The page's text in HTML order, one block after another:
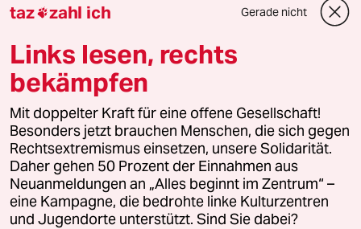
Müll in Neukölln
Jeder Müllhaufen kostet 375 Euro
1,2 Millionen Euro kostet es Neukölln, illegalen Müll zu
entsorgen. Mit einer Schilderaktion möchte der
Bezirksbürgermeister das ändern.
Von Maryam Preußer
taz zahl ich Gerade nicht
Links lesen, rechts
bekämpfen
Mit doppelter Kraft für eine offene Gesellschaft!
Besonders jetzt brauchen Menschen, die sich gegen
Rechtsextremismus einsetzen, unsere Solidarität.
Daher gehen 50 Prozent der Einnahmen aus
Neuanmeldungen an „Alles beginnt im Zentrum“ –
eine Kampagne, die bedrohte linke Kulturzentren
und Jugendorte unterstützt. Sind Sie dabei?